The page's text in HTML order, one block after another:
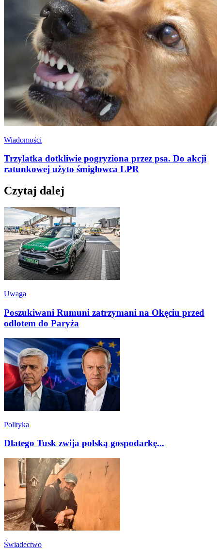
Wiadomości
Trzylatka dotkliwie pogryziona przez psa. Do akcji
ratunkowej użyto śmigłowca LPR
Czytaj dalej
Uwaga
Poszukiwani Rumuni zatrzymani na Okęciu przed
odlotem do Paryża
Polityka
Dlatego Tusk zwija polską gospodarkę...
Świadectwo